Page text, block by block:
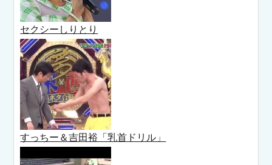
セクシーしりとり
すっちー＆吉田裕「乳首ドリル」